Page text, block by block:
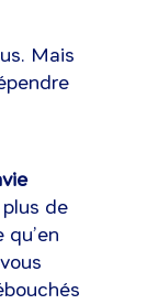
Mais
de